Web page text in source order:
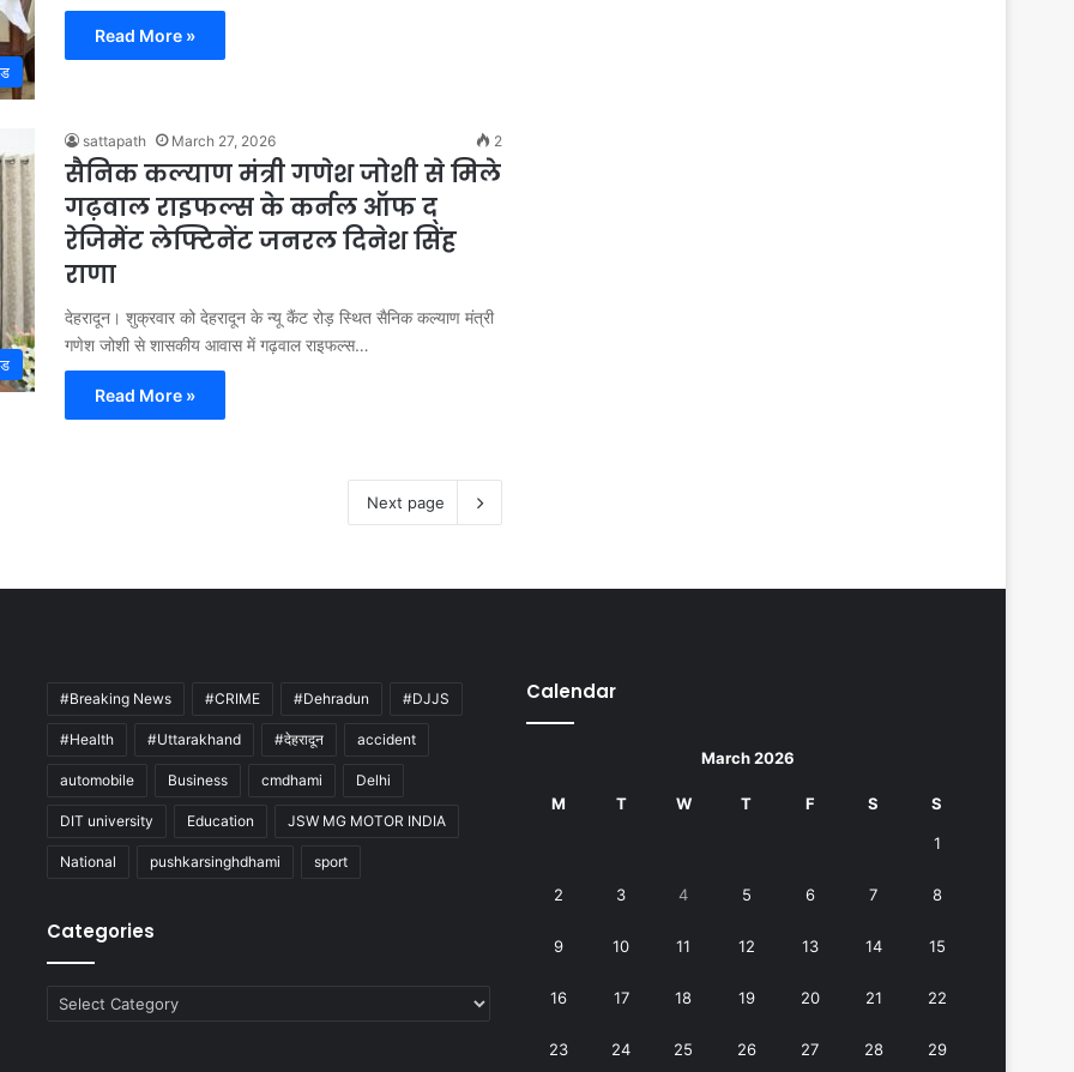
Read More »
sattapath March 27, 2026 2
सैनिक कल्याण मंत्री गणेश जोशी से मिले
गढ़वाल राइफल्स के कर्नल ऑफ द्
रेजिमेंट लेफ्टिनेंट जनरल दिनेश सिंह
राणा
देहरादून। शुक्रवार को देहरादून के न्यू कैंट रोड़ स्थित सैनिक कल्याण मंत्री
गणेश जोशी से शासकीय आवास में गढ़वाल राइफल्स…
Read More »
Next page
#Breaking News #CRIME #Dehradun #DJJS
#Health #Uttarakhand #देहरादून accident
automobile Business cmdhami Delhi
DIT university Education JSW MG MOTOR INDIA
National pushkarsinghdhami sport
Categories
Categories
Calendar
March 2026
M T W T F S S
1
2 3 4 5 6 7 8
9 10 11 12 13 14 15
16 17 18 19 20 21 22
23 24 25 26 27 28 29